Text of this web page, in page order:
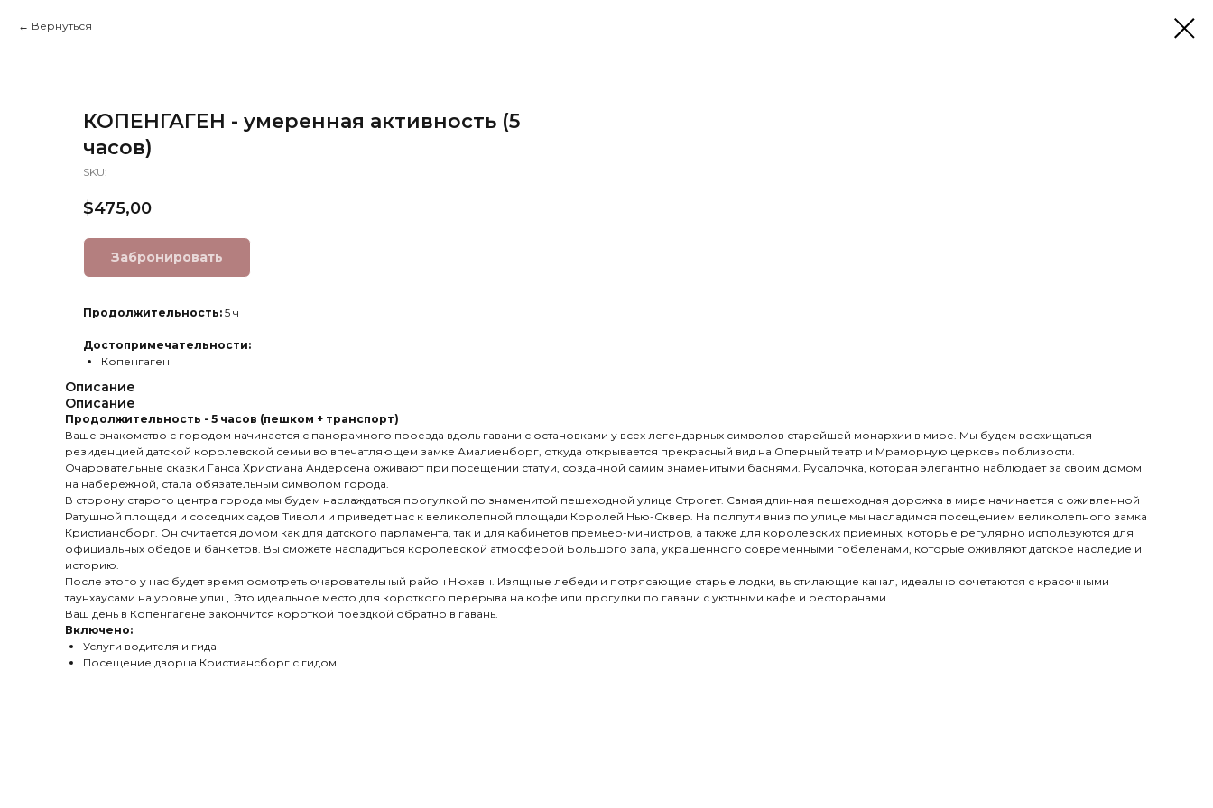
Вернуться
КОПЕНГАГЕН - умеренная активность (5
часов)
SKU:
$475,00
Забронировать
Продолжительность: 5 ч
Достопримечательности:
Копенгаген
Описание
Описание
Продолжительность - 5 часов (пешком + транспорт)
Ваше знакомство с городом начинается с панорамного проезда вдоль гавани с остановками у всех легендарных символов старейшей монархии в мире. Мы будем восхищаться
резиденцией датской королевской семьи во впечатляющем замке Амалиенборг, откуда открывается прекрасный вид на Оперный театр и Мраморную церковь поблизости.
Очаровательные сказки Ганса Христиана Андерсена оживают при посещении статуи, созданной самим знаменитыми баснями. Русалочка, которая элегантно наблюдает за своим домом
на набережной, стала обязательным символом города.
В сторону старого центра города мы будем наслаждаться прогулкой по знаменитой пешеходной улице Строгет. Самая длинная пешеходная дорожка в мире начинается с оживленной
Ратушной площади и соседних садов Тиволи и приведет нас к великолепной площади Королей Нью-Сквер. На полпути вниз по улице мы насладимся посещением великолепного замка
Кристиансборг. Он считается домом как для датского парламента, так и для кабинетов премьер-министров, а также для королевских приемных, которые регулярно используются для
официальных обедов и банкетов. Вы сможете насладиться королевской атмосферой Большого зала, украшенного современными гобеленами, которые оживляют датское наследие и
историю.
После этого у нас будет время осмотреть очаровательный район Нюхавн. Изящные лебеди и потрясающие старые лодки, выстилающие канал, идеально сочетаются с красочными
таунхаусами на уровне улиц. Это идеальное место для короткого перерыва на кофе или прогулки по гавани с уютными кафе и ресторанами.
Ваш день в Копенгагене закончится короткой поездкой обратно в гавань.
Включено:
Услуги водителя и гида
Посещение дворца Кристиансборг с гидом